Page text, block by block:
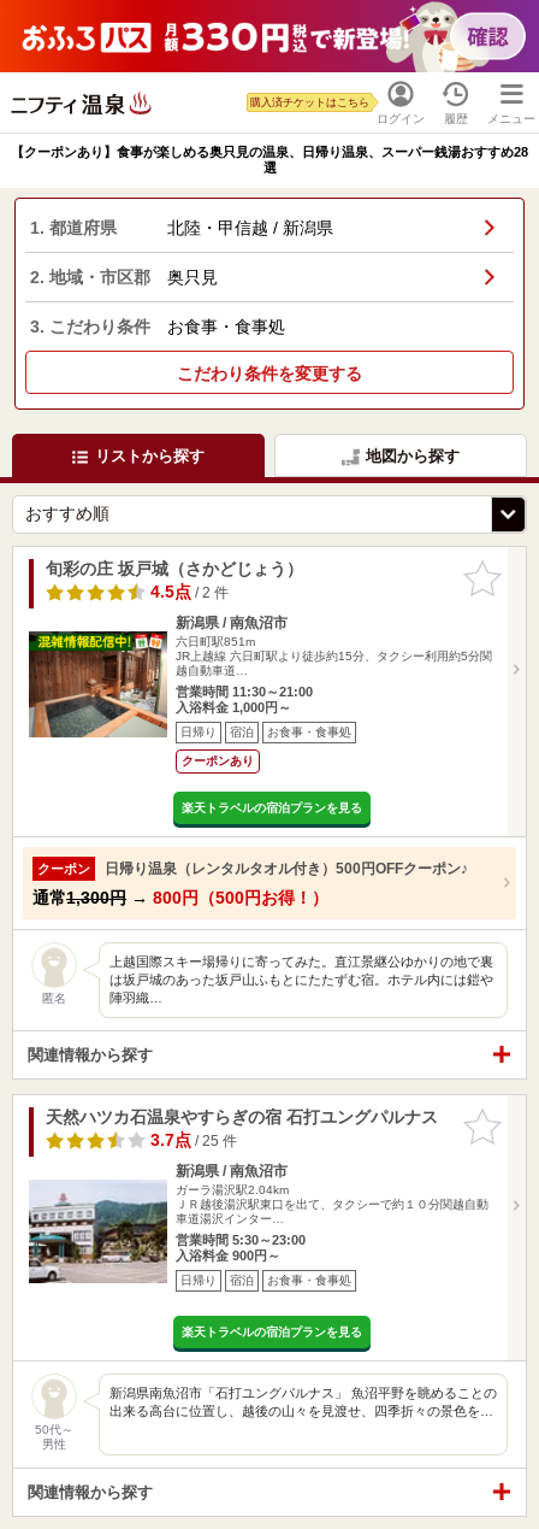
ログイン
購入済チケットはこちら
履歴 メニュー
【クーポンあり】食事が楽しめる奥只見の温泉、日帰り温泉、スーパー銭湯おすすめ28
選
1. 都道府県 北陸・甲信越 / 新潟県
2. 地域・市区郡 奥只見
3. こだわり条件 お食事・食事処
こだわり条件を変更する
リストから探す 地図から探す
お気に入
りに追加
旬彩の庄 坂戸城（さかどじょう）
4.5点/ 2 件
新潟県 / 南魚沼市
六日町駅851m
JR上越線 六日町駅より徒歩約15分、タクシー利用約5分関
越自動車道…
営業時間 11:30～21:00
入浴料金 1,000円～
日帰り 宿泊 お食事・食事処
クーポンあり
楽天トラベルの宿泊プランを見る
クーポン 日帰り温泉（レンタルタオル付き）500円OFFクーポン♪
通常1,300円 → 800円（500円お得！）
匿名
上越国際スキー場帰りに寄ってみた。直江景継公ゆかりの地で裏
は坂戸城のあった坂戸山ふもとにたたずむ宿。ホテル内には鎧や
陣羽織…
関連情報から探す
お気に入
りに追加
天然ハツカ石温泉やすらぎの宿 石打ユングパルナス
3.7点/ 25 件
新潟県 / 南魚沼市
ガーラ湯沢駅2.04km
ＪＲ越後湯沢駅東口を出て、タクシーで約１０分関越自動
車道湯沢インター…
営業時間 5:30～23:00
入浴料金 900円～
日帰り 宿泊 お食事・食事処
楽天トラベルの宿泊プランを見る
50代～
男性
新潟県南魚沼市「石打ユングパルナス」 魚沼平野を眺めることの
出来る高台に位置し、越後の山々を見渡せ、四季折々の景色を…
関連情報から探す